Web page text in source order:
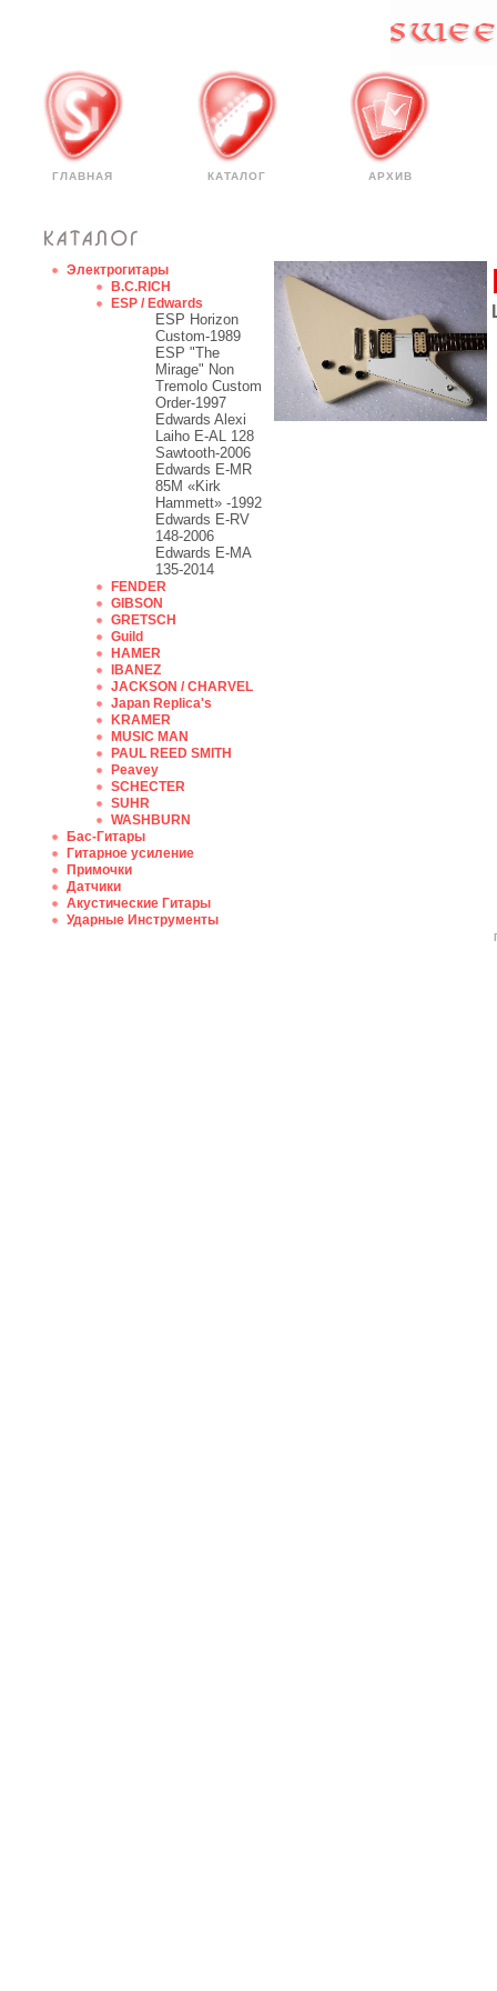
ГЛАВНАЯ КАТАЛОГ АРХИВ
Электрогитары
B.C.RICH
ESP / Edwards
ESP Horizon
Custom-1989
ESP "The
Mirage" Non
Tremolo Custom
Order-1997
Edwards Alexi
Laiho E-AL 128
Sawtooth-2006
Edwards E-MR
85M «Kirk
Hammett» -1992
Edwards E-RV
148-2006
Edwards E-MA
135-2014
FENDER
GIBSON
GRETSCH
Guild
HAMER
IBANEZ
JACKSON / CHARVEL
Japan Replica's
KRAMER
MUSIC MAN
PAUL REED SMITH
Peavey
SCHECTER
SUHR
WASHBURN
Бас-Гитары
Гитарное усиление
Примочки
Датчики
Акустические Гитары
Ударные Инструменты